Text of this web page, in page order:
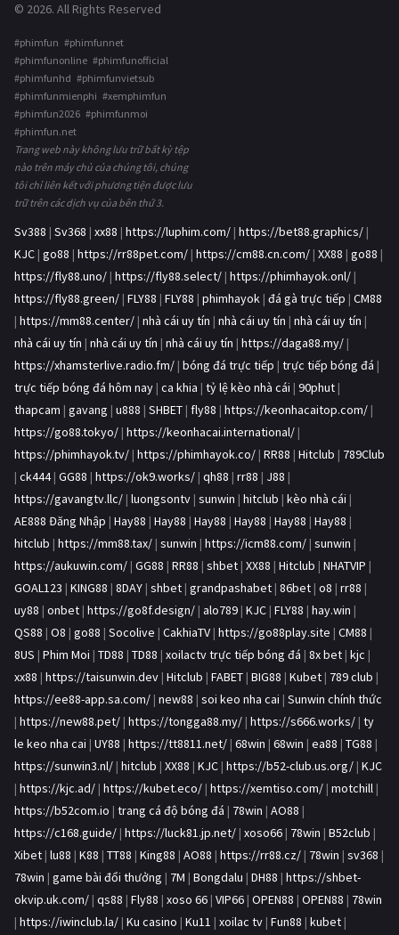
© 2026. All Rights Reserved
#phimfun #phimfunnet
#phimfunonline #phimfunofficial
#phimfunhd #phimfunvietsub
#phimfunmienphi #xemphimfun
#phimfun2026 #phimfunmoi
#phimfun.net
Trang web này không lưu trữ bất kỳ tệp
nào trên máy chủ của chúng tôi, chúng
tôi chỉ liên kết với phương tiện được lưu
trữ trên các dịch vụ của bên thứ 3.
Sv388 | Sv368 | xx88 | https://luphim.com/ | https://bet88.graphics/ |
KJC | go88 | https://rr88pet.com/ | https://cm88.cn.com/ | XX88 | go88 |
https://fly88.uno/ | https://fly88.select/ | https://phimhayok.onl/ |
https://fly88.green/ | FLY88 | FLY88 | phimhayok | đá gà trực tiếp | CM88
| https://mm88.center/ | nhà cái uy tín | nhà cái uy tín | nhà cái uy tín |
nhà cái uy tín | nhà cái uy tín | nhà cái uy tín | https://daga88.my/ |
https://xhamsterlive.radio.fm/ | bóng đá trực tiếp | trực tiếp bóng đá |
trực tiếp bóng đá hôm nay | ca khia | tỷ lệ kèo nhà cái | 90phut |
thapcam | gavang | u888 | SHBET | fly88 | https://keonhacaitop.com/ |
https://go88.tokyo/ | https://keonhacai.international/ |
https://phimhayok.tv/ | https://phimhayok.co/ | RR88 | Hitclub | 789Club
| ck444| GG88 | https://ok9.works/ | qh88 | rr88 | J88 |
https://gavangtv.llc/ | luongsontv | sunwin | hitclub | kèo nhà cái |
AE888 Đăng Nhập | Hay88 | Hay88 | Hay88 | Hay88 | Hay88 | Hay88 |
hitclub | https://mm88.tax/ | sunwin | https://icm88.com/ | sunwin |
https://aukuwin.com/ | GG88 | RR88 | shbet | XX88 | Hitclub | NHATVIP |
GOAL123 | KING88 | 8DAY | shbet | grandpashabet | 86bet | o8 | rr88 |
uy88 | onbet | https://go8f.design/ | alo789 | KJC | FLY88 | hay.win |
QS88 | O8 | go88 | Socolive | CakhiaTV | https://go88play.site | CM88 |
8US | Phim Moi | TD88 | TD88 | xoilactv trực tiếp bóng đá | 8x bet | kjc |
xx88 | https://taisunwin.dev | Hitclub | FABET | BIG88 | Kubet | 789 club |
https://ee88-app.sa.com/ | new88 | soi keo nha cai | Sunwin chính thức
| https://new88.pet/ | https://tongga88.my/ | https://s666.works/ | ty
le keo nha cai | UY88 | https://tt8811.net/ | 68win | 68win | ea88 | TG88 |
https://sunwin3.nl/ | hitclub | XX88 | KJC | https://b52-club.us.org/ | KJC
| https://kjc.ad/ | https://kubet.eco/ | https://xemtiso.com/ | motchill |
https://b52com.io | trang cá độ bóng đá | 78win | AO88 |
https://c168.guide/ | https://luck81.jp.net/ | xoso66 | 78win | B52club |
Xibet | lu88 | K88 | TT88 | King88 | AO88 | https://rr88.cz/ | 78win | sv368 |
78win | game bài đổi thưởng | 7M | Bongdalu | DH88 | https://shbet-
okvip.uk.com/ | qs88 | Fly88 | xoso 66 | VIP66 | OPEN88 | OPEN88 | 78win
| https://iwinclub.la/ | Ku casino | Ku11 | xoilac tv | Fun88 | kubet |